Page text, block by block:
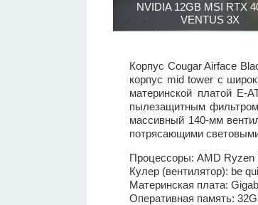
NVIDIA 12GB MSI RTX
VENTUS 3X
Корпус Cougar Airface
корпус mid tower с
материнской платой E-
пылезащитным фильтром
массивный 140-мм
потрясающими
Процессоры: AMD Ryzen
Кулер (вентилятор): be
Материнская плата:
Оперативная память: